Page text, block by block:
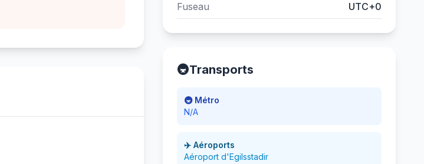
Fuseau UTC+0
🚇Transports
🚇 Métro
N/A
✈️ Aéroports
Aéroport d'Egilsstadir